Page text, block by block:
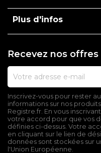
Plus d'infos
Recevez nos
Inscrivez-vous pour rester
informations sur nos
Registre.fr. En vous
votre accord pour que vos
définies ci-dessus. Votre
en cliquant sur le lien de
données sont stockées sur
l'Union Européenne.